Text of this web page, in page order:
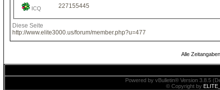
ICQ 227155445
Diese Seite
http://www.elite3000.us/forum/member.php?u=477
Alle
Powered by vBulletin® Version 3.8.5
© Copyright by